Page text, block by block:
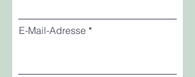
E-Mail-Adresse